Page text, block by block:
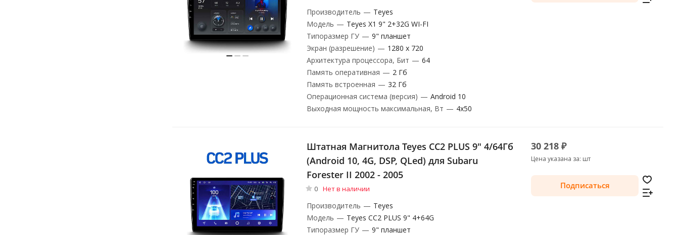
Производитель — Teyes
Модель — Teyes X1 9" 2+32G WI-FI
Типоразмер ГУ — 9" планшет
Экран (разрешение) — 1280 х 720
Архитектура процессора, Бит — 64
Память оперативная — 2 Гб
Память встроенная — 32 Гб
Операционная система (версия) — Android 10
Выходная мощность максимальная, Вт — 4x50
Штатная Магнитола Teyes CC2 PLUS 9" 4/64Гб
(Android 10, 4G, DSP, QLed) для Subaru
Forester II 2002 - 2005
0 Нет в наличии
Производитель — Teyes
Модель — Teyes CC2 PLUS 9" 4+64G
Типоразмер ГУ — 9" планшет
30 218 ₽
Цена указана за: шт
Подписаться